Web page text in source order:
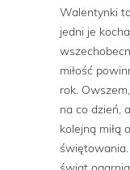
Walentynki
jedni je
miłość
rok.
na co dzień,
kolejną miłą
świętowania.